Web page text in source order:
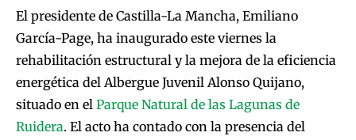
El presidente de Castilla-La Mancha, Emiliano
García-Page, ha inaugurado este viernes la
rehabilitación estructural y la mejora de la eficiencia
energética del Albergue Juvenil Alonso Quijano,
situado en el Parque Natural de las Lagunas de
Ruidera. El acto ha contado con la presencia del